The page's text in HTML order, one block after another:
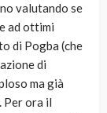
valutando se
ad ottimi
di Pogba (che
di
ma già
Per ora il